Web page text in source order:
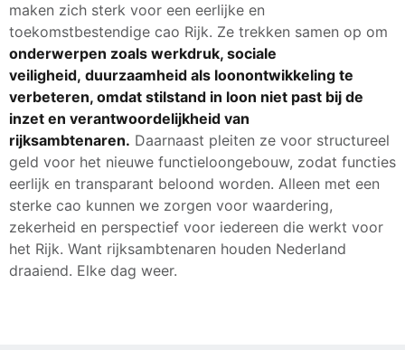
maken zich sterk voor een eerlijke en
toekomstbestendige cao Rijk. Ze trekken samen op om
onderwerpen zoals werkdruk, sociale
veiligheid, duurzaamheid als loonontwikkeling te
verbeteren, omdat stilstand in loon niet past bij de
inzet en verantwoordelijkheid van
rijksambtenaren. Daarnaast pleiten ze voor structureel
geld voor het nieuwe functieloongebouw, zodat functies
eerlijk en transparant beloond worden. Alleen met een
sterke cao kunnen we zorgen voor waardering,
zekerheid en perspectief voor iedereen die werkt voor
het Rijk. Want rijksambtenaren houden Nederland
draaiend. Elke dag weer.